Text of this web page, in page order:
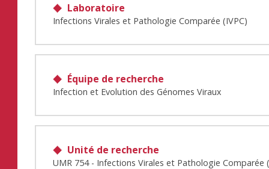
Laboratoire
Infections Virales et Pathologie Comparée (IVPC)
Équipe de recherche
Infection et Evolution des Génomes Viraux
Unité de recherche
UMR 754 - Infections Virales et Pathologie Comparée